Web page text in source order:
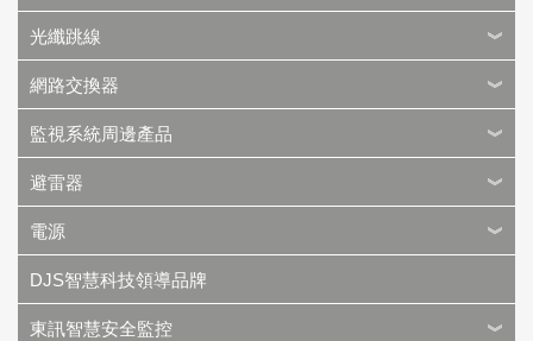
光纖跳線
網路交換器
監視系統周邊產品
避雷器
電源
DJS智慧科技領導品牌
東訊智慧安全監控